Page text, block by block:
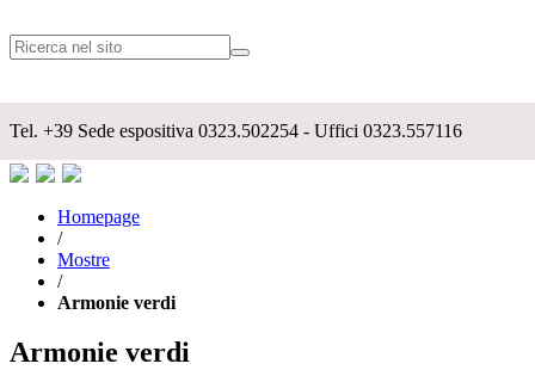
Tel. +39 Sede espositiva 0323.502254 - Uffici 0323.557116
Homepage
/
Mostre
/
Armonie verdi
Armonie verdi